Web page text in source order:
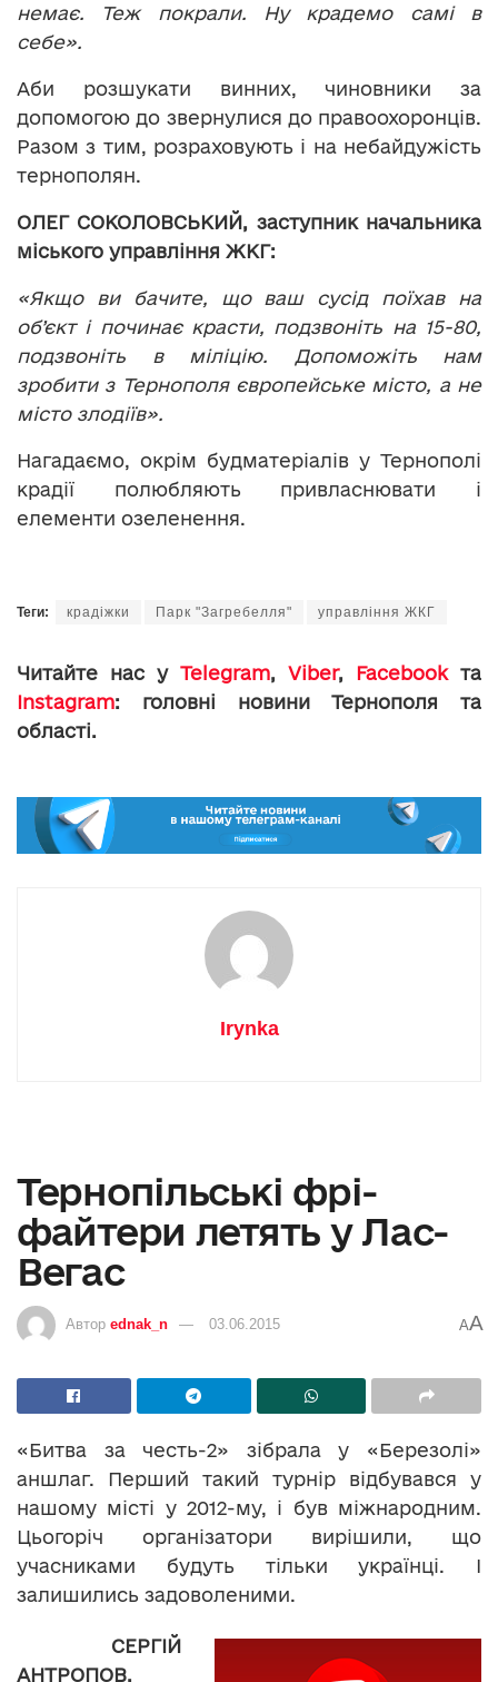
немає. Теж покрали. Ну крадемо самі в
себе».
Аби розшукати винних, чиновники за
допомогою до звернулися до правоохоронців.
Разом з тим, розраховують і на небайдужість
тернополян.
ОЛЕГ СОКОЛОВСЬКИЙ, заступник начальника
міського управління ЖКГ:
«Якщо ви бачите, що ваш сусід поїхав на
об’єкт і починає красти, подзвоніть на 15-80,
подзвоніть в міліцію. Допоможіть нам
зробити з Тернополя європейське місто, а не
місто злодіїв».
Нагадаємо, окрім будматеріалів у Тернополі
крадії полюбляють привласнювати і
елементи озеленення.
Теги: крадіжки Парк "Загребелля" управління ЖКГ
Читайте нас у Telegram, Viber, Facebookта
Instagram: головні новини Тернополя та
області.
Irynka
Тернопільські фрі-
файтери летять у Лас-
Вегас
Автор ednak_n 03.06.2015 AA
«Битва за честь-2» зібрала у «Березолі»
аншлаг. Перший такий турнір відбувався у
нашому місті у 2012-му, і був міжнародним.
Цьогоріч організатори вирішили, що
учасниками будуть тільки українці. І
залишились задоволеними.
СЕРГІЙ
АНТРОПОВ,